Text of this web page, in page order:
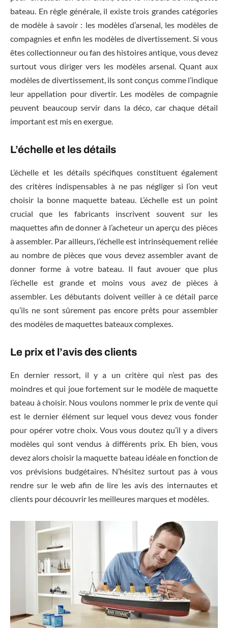
bateau. En règle générale, il existe trois grandes catégories
de modèle à savoir : les modèles d’arsenal, les modèles de
compagnies et enfin les modèles de divertissement. Si vous
êtes collectionneur ou fan des histoires antique, vous devez
surtout vous diriger vers les modèles arsenal. Quant aux
modèles de divertissement, ils sont conçus comme l’indique
leur appellation pour divertir. Les modèles de compagnie
peuvent beaucoup servir dans la déco, car chaque détail
important est mis en exergue.
L’échelle et les détails
L’échelle et les détails spécifiques constituent également
des critères indispensables à ne pas négliger si l’on veut
choisir la bonne maquette bateau. L’échelle est un point
crucial que les fabricants inscrivent souvent sur les
maquettes afin de donner à l’acheteur un aperçu des pièces
à assembler. Par ailleurs, l’échelle est intrinsèquement reliée
au nombre de pièces que vous devez assembler avant de
donner forme à votre bateau. Il faut avouer que plus
l’échelle est grande et moins vous avez de pièces à
assembler. Les débutants doivent veiller à ce détail parce
qu’ils ne sont sûrement pas encore prêts pour assembler
des modèles de maquettes bateaux complexes.
Le prix et l’avis des clients
En dernier ressort, il y a un critère qui n’est pas des
moindres et qui joue fortement sur le modèle de maquette
bateau à choisir. Nous voulons nommer le prix de vente qui
est le dernier élément sur lequel vous devez vous fonder
pour opérer votre choix. Vous vous doutez qu’il y a divers
modèles qui sont vendus à différents prix. Eh bien, vous
devez alors choisir la maquette bateau idéale en fonction de
vos prévisions budgétaires. N’hésitez surtout pas à vous
rendre sur le web afin de lire les avis des internautes et
clients pour découvrir les meilleures marques et modèles.